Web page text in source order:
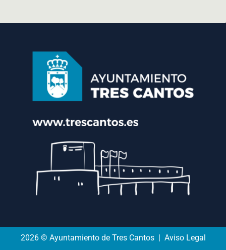
2026 © Ayuntamiento de Tres Cantos | Aviso Legal